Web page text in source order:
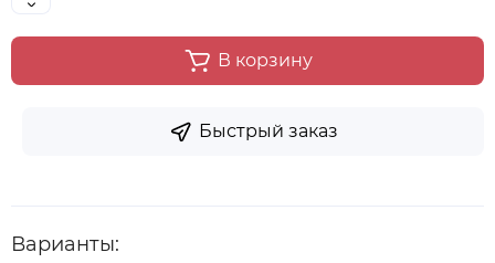
В корзину
Быстрый заказ
Варианты: